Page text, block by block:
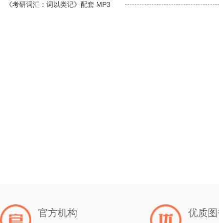
《考研词汇：词以类记》配套 MP3
官方机构 优质